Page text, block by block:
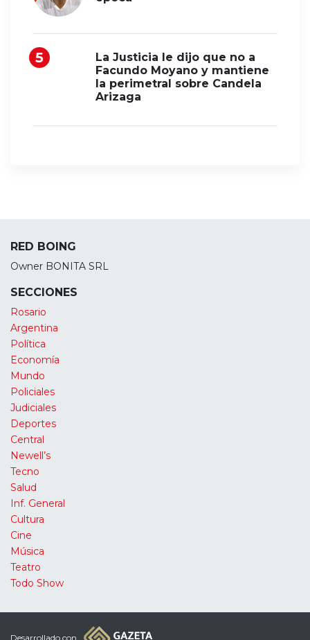
La Justicia le dijo que no a
Facundo Moyano y mantiene
la perimetral sobre Candela
Arizaga
RED BOING
Owner BONITA SRL
SECCIONES
Rosario
Argentina
Política
Economía
Mundo
Policiales
Judiciales
Deportes
Central
Newell’s
Tecno
Salud
Inf. General
Cultura
Cine
Música
Teatro
Todo Show
Desarrollado con